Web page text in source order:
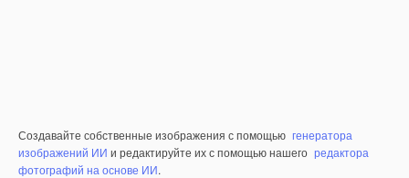
Создавайте собственные изображения с помощью генератора
изображений ИИ и редактируйте их с помощью нашего редактора
фотографий на основе ИИ.